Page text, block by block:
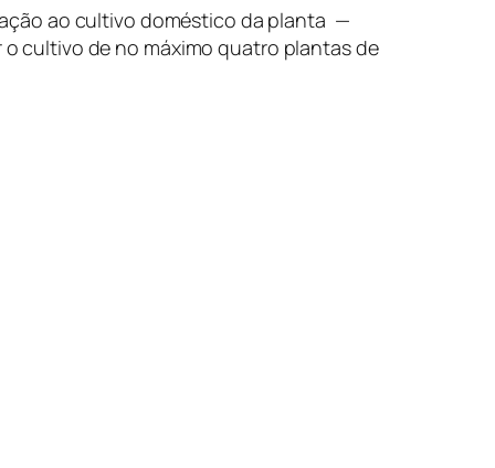
ao cultivo doméstico da planta —
cultivo de no máximo quatro plantas de